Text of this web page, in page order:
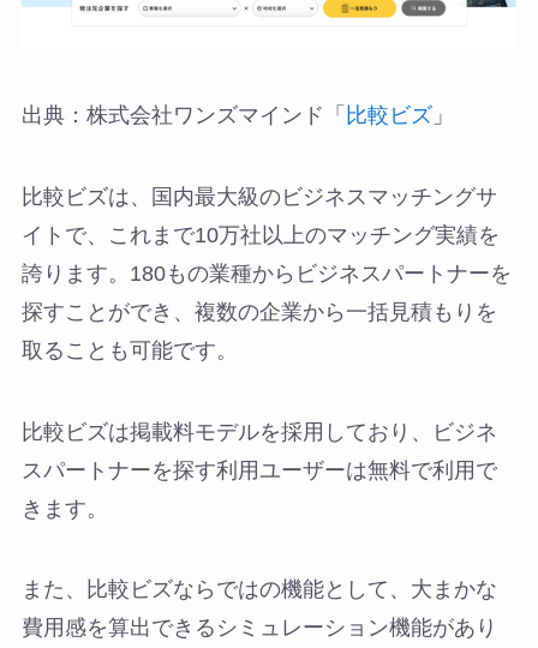
出典：株式会社ワンズマインド「 比較ビズ」
比較ビズは、国内最大級のビジネスマッチングサ
イトで、これまで10万社以上のマッチング実績を
誇ります。180もの業種からビジネスパートナーを
探すことができ、複数の企業から一括見積もりを
取ることも可能です。
比較ビズは掲載料モデルを採用しており、ビジネ
スパートナーを探す利用ユーザーは無料で利用で
きます。
また、比較ビズならではの機能として、大まかな
費用感を算出できるシミュレーション機能があり